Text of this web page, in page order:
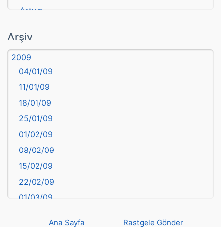
Artvin
Aydın
Balıkesir
Bartın
başkentler
Batman
Bayburt
Bilecik
Bingöl
Bitlis
Bolu
Burdur
Arşiv
2009
04/01/09
11/01/09
18/01/09
25/01/09
01/02/09
08/02/09
15/02/09
22/02/09
01/03/09
Ana Sayfa Rastgele Gönderi